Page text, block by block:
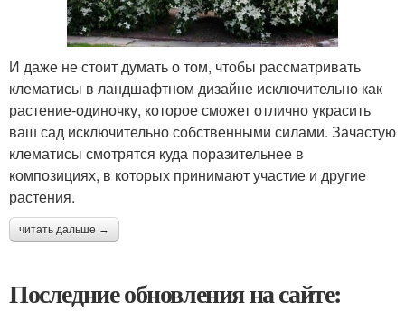
И даже не стоит думать о том, чтобы рассматривать
клематисы в ландшафтном дизайне исключительно как
растение-одиночку, которое сможет отлично украсить
ваш сад исключительно собственными силами. Зачастую
клематисы смотрятся куда поразительнее в
композициях, в которых принимают участие и другие
растения.
читать дальше →
Последние обновления на сайте: